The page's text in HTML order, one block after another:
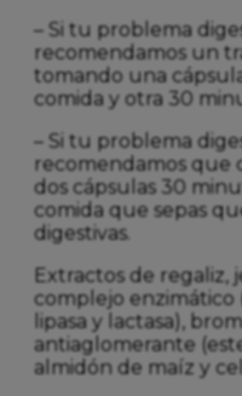
– Si tu problema
recomendamos un
tomando una
comida y otra 30
– Si tu problema
recomendamos que
dos cápsulas 30
comida que sepas
digestivas.
Extractos de regaliz,
complejo enzimático
lipasa y lactasa),
antiaglomerante
almidón de maíz y